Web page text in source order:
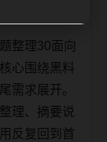
整理30面向
心围绕黑料
需求展开。
理、摘要说
反复回到首